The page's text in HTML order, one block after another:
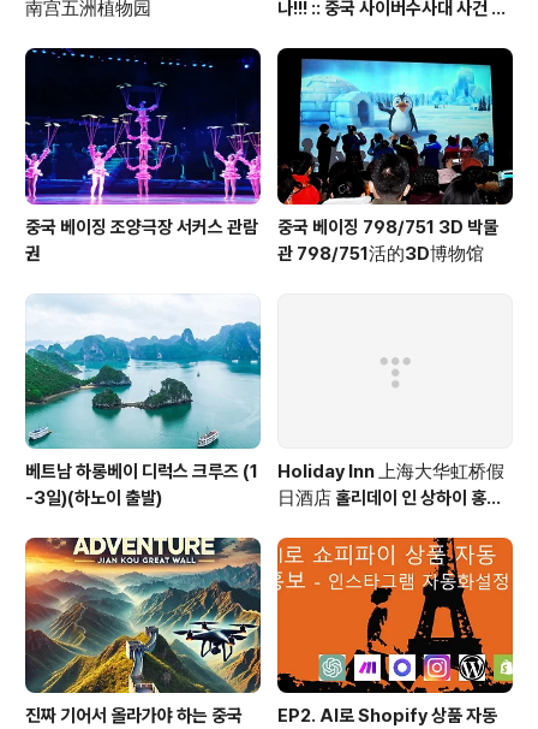
南宫五洲植物园
나!!! :: 중국 사이버수사대 사건 접
중국 베이징 조양극장 서커스 관람
권
중국 베이징 798/751 3D 박물
관 798/751活的3D博物馆
베트남 하롱베이 디럭스 크루즈 (1
-3일)(하노이 출발)
Holiday Inn 上海大华虹桥假
日酒店 홀리데이 인 상하이 홍차
ngqiao
진짜 기어서 올라가야 하는 중국 EP2. AI로 Shopify 상품 자동